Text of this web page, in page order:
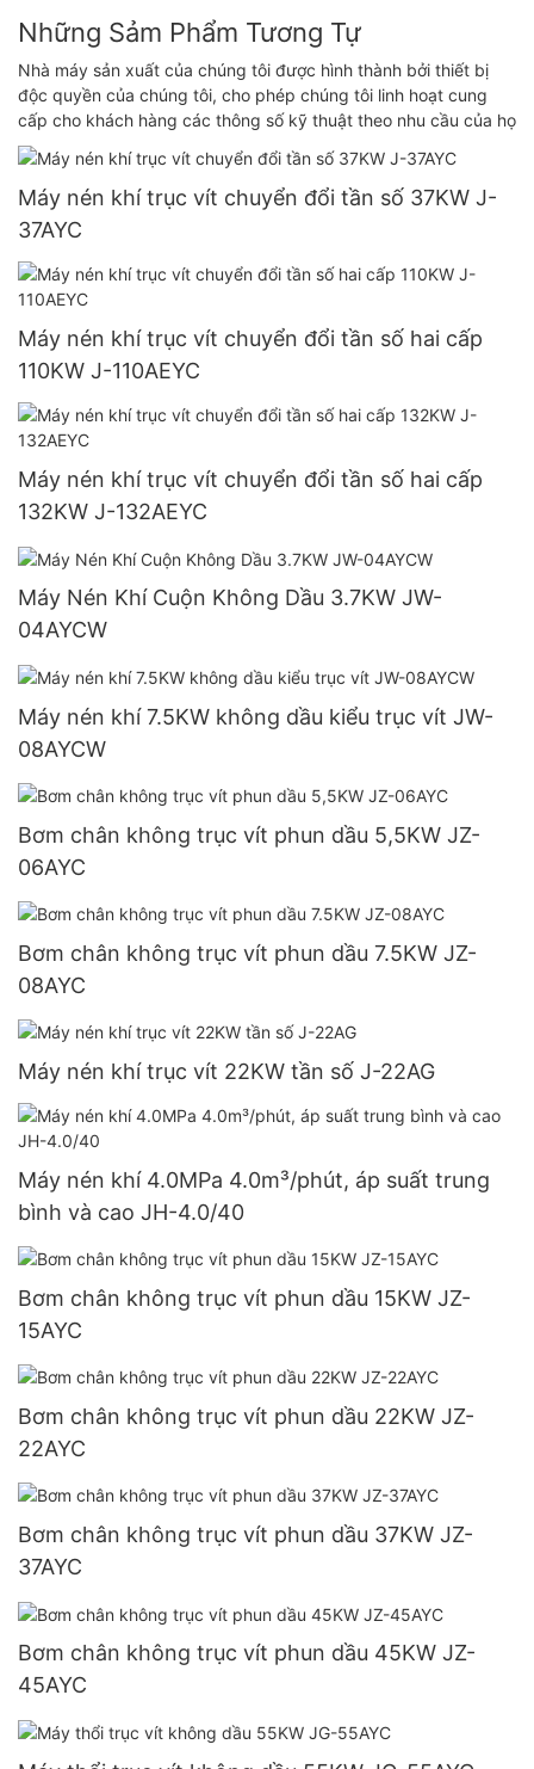
Những Sảm Phẩm Tương Tự
Nhà máy sản xuất của chúng tôi được hình thành bởi thiết bị
độc quyền của chúng tôi, cho phép chúng tôi linh hoạt cung
cấp cho khách hàng các thông số kỹ thuật theo nhu cầu của họ
Máy nén khí trục vít chuyển đổi tần số 37KW J-
37AYC
Máy nén khí trục vít chuyển đổi tần số hai cấp
110KW J-110AEYC
Máy nén khí trục vít chuyển đổi tần số hai cấp
132KW J-132AEYC
Máy Nén Khí Cuộn Không Dầu 3.7KW JW-
04AYCW
Máy nén khí 7.5KW không dầu kiểu trục vít JW-
08AYCW
Bơm chân không trục vít phun dầu 5,5KW JZ-
06AYC
Bơm chân không trục vít phun dầu 7.5KW JZ-
08AYC
Máy nén khí trục vít 22KW tần số J-22AG
Máy nén khí 4.0MPa 4.0m³/phút, áp suất trung
bình và cao JH-4.0/40
Bơm chân không trục vít phun dầu 15KW JZ-
15AYC
Bơm chân không trục vít phun dầu 22KW JZ-
22AYC
Bơm chân không trục vít phun dầu 37KW JZ-
37AYC
Bơm chân không trục vít phun dầu 45KW JZ-
45AYC